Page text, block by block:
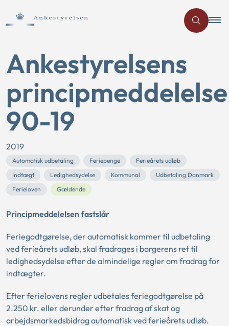
Ankestyrelsens
principmeddelelse
90-19
2019
Automatisk udbetaling Feriepenge
Ferieårets udløb
Indtægt
Ledighedsydelse Kommunal
Udbetaling Danmark
Ferieloven
Gældende
Principmeddelelsen fastslår
Feriegodtgørelse, der automatisk kommer til udbetaling
ved ferieårets udløb, skal fradrages i borgerens ret til
ledighedsydelse efter de almindelige regler om fradrag for
indtægter.
Efter ferielovens regler udbetales feriegodtgørelse på
2.250 kr. eller derunder efter fradrag af skat og
arbejdsmarkedsbidrag automatisk ved ferieårets udløb.